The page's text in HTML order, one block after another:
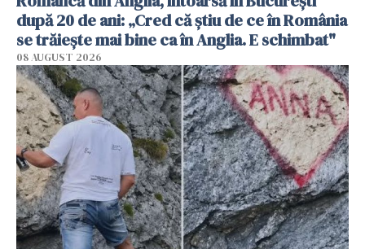
după 20 de ani: „Cred că știu de ce în România
se trăiește mai bine ca în Anglia. E schimbat"
08 AUGUST 2026